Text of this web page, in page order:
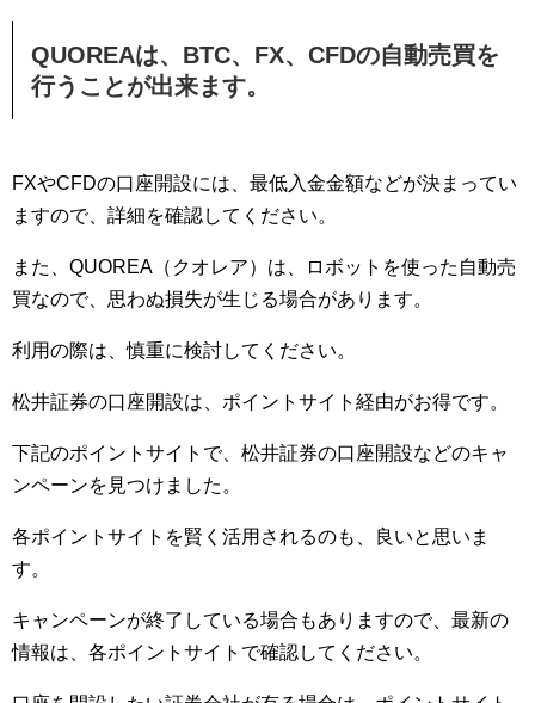
QUOREAは、BTC、FX、CFDの自動売買を
行うことが出来ます。
FXやCFDの口座開設には、最低入金金額などが決まってい
ますので、詳細を確認してください。
また、QUOREA（クオレア）は、ロボットを使った自動売
買なので、思わぬ損失が生じる場合があります。
利用の際は、慎重に検討してください。
松井証券の口座開設は、ポイントサイト経由がお得です。
下記のポイントサイトで、松井証券の口座開設などのキャ
ンペーンを見つけました。
各ポイントサイトを賢く活用されるのも、良いと思いま
す。
キャンペーンが終了している場合もありますので、最新の
情報は、各ポイントサイトで確認してください。